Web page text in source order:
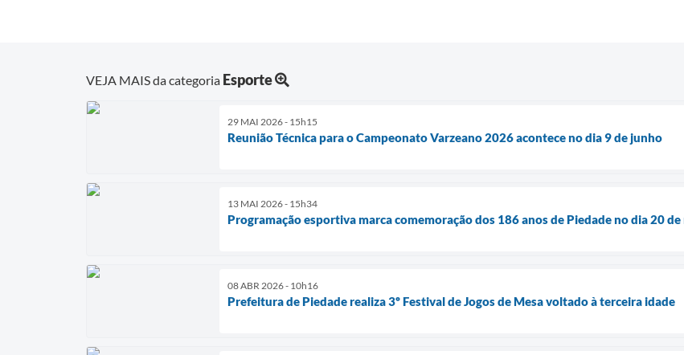
VEJA MAIS da categoria Esporte
29 MAI 2026 - 15h15
Reunião Técnica para o Campeonato Varzeano 2026 acontece no dia 9 de junho
13 MAI 2026 - 15h34
Programação esportiva marca comemoração dos 186 anos de Piedade no dia 20 de
08 ABR 2026 - 10h16
Prefeitura de Piedade realiza 3º Festival de Jogos de Mesa voltado à terceira idade